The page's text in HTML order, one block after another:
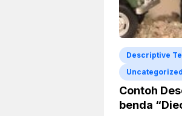
Descriptive
Uncategorized
Contoh
benda